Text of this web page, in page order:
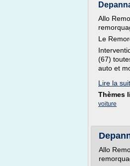
Allo
Le
(67)
auto et
Lire la
Thèmes
voiture
Allo